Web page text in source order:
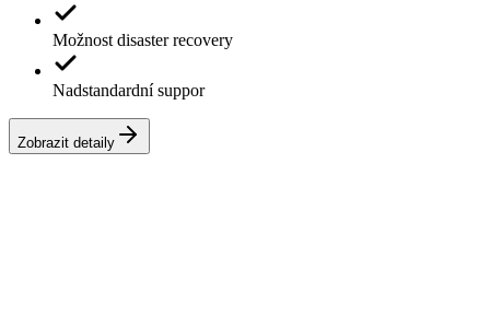
Možnost disaster recovery
Nadstandardní suppor
Zobrazit detaily